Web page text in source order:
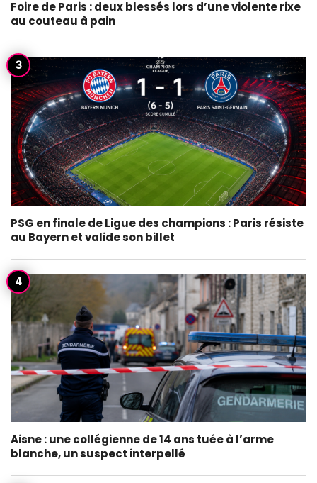
Foire de Paris : deux blessés lors d’une violente rixe
au couteau à pain
PSG en finale de Ligue des champions : Paris résiste
au Bayern et valide son billet
Aisne : une collégienne de 14 ans tuée à l’arme
blanche, un suspect interpellé